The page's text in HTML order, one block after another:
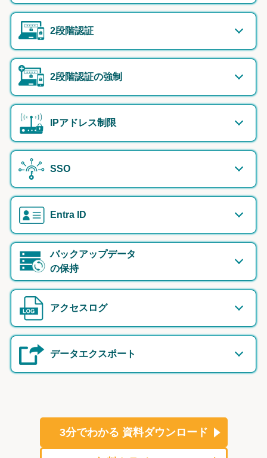
2段階認証
2段階認証の強制
IPアドレス制限
SSO
Entra ID
バックアップデータ
の保持
アクセスログ
データエクスポート
3分でわかる 資料ダウンロード